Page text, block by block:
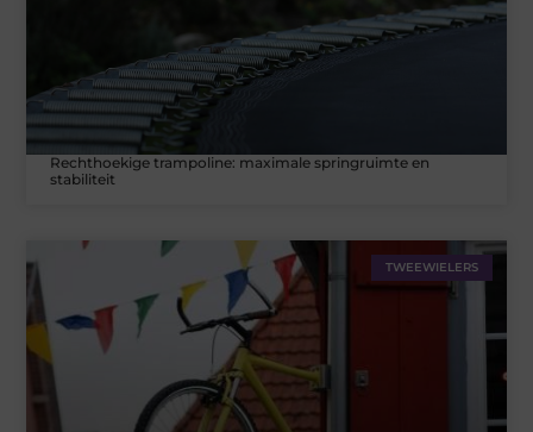
Rechthoekige trampoline: maximale springruimte en
stabiliteit
TWEEWIELERS